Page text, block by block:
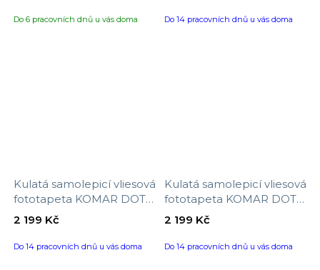
Do 6 pracovních dnů u vás doma Do 14 pracovních dnů u vás doma
Kulatá samolepicí vliesová
fototapeta KOMAR DOTs
D1-057 Majestic, velikost ø
Do 14 pracovních dnů u vás doma
2 199 Kč
Kulatá samolepicí vliesová
fototapeta KOMAR DOTs
D1-056 Map, velikost ø 125
Do 14 pracovních dnů u vás doma
2 199 Kč